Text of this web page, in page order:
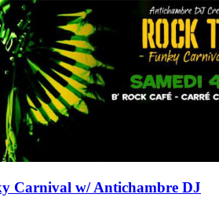
Carnival w/ Antichambre DJ